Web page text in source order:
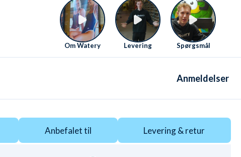
Se kontaktmuligheder her.
Om Watery Levering Spørgsmål
Anmeldelser
Anbefalet til Levering & retur